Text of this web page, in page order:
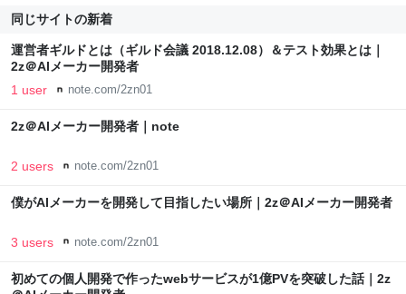
同じサイトの新着
運営者ギルドとは（ギルド会議 2018.12.08）＆テスト効果とは｜
2z＠AIメーカー開発者
1 user note.com/2zn01
2z＠AIメーカー開発者｜note
2 users note.com/2zn01
僕がAIメーカーを開発して目指したい場所｜2z＠AIメーカー開発者
3 users note.com/2zn01
初めての個人開発で作ったwebサービスが1億PVを突破した話｜2z